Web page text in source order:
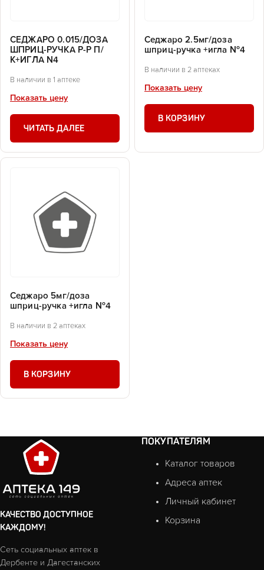
СЕДЖАРО 0.015/ДОЗА
ШПРИЦ-РУЧКА Р-Р П/
К+ИГЛА N4
В наличии в 1 аптеке
Показать цену
ЧИТАТЬ ДАЛЕЕ
Седжаро 2.5мг/доза
шприц-ручка +игла №4
В наличии в 2 аптеках
Показать цену
В КОРЗИНУ
Седжаро 5мг/доза
шприц-ручка +игла №4
В наличии в 2 аптеках
Показать цену
В КОРЗИНУ
КАЧЕСТВО ДОСТУПНОЕ
КАЖДОМУ!
Сеть социальных аптек в
Дербенте и Дагестанских
ПОКУПАТЕЛЯМ
Каталог товаров
Адреса аптек
Личный кабинет
Корзина